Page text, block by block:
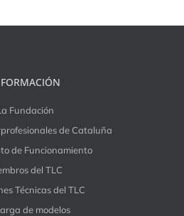
Fundación
de Cataluña
de Funcionamiento
del TLC
Técnicas del TLC
de modelos